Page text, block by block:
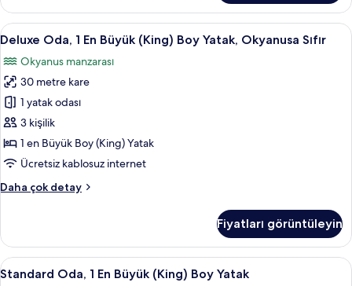
Boy
Yatak
hakkında
fazla
detay
Deluxe
Oda,
1
En
Büyük
(King)
Boy
Yatak,
Sıfır
fotoğrafları
görün
Odada kasa, masa, dizüstü bilgisayar
6
Deluxe Oda, 1 En Büyük (King) Boy Yatak, Okyanusa Sıfır
Okyanus manzarası
30 metre kare
1 yatak odası
3 kişilik
1 en Büyük Boy (King) Yatak
Ücretsiz kablosuz internet
Daha çok detay
Deluxe
Büyük
(King)
Boy
Fiyatları görüntüleyin
Standard
Odada kasa, masa, dizüstü bilgisayar
11
Standard Oda, 1 En Büyük (King) Boy Yatak